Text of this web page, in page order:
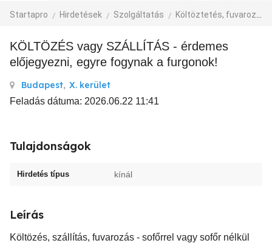
Startapro Hirdetések Szolgáltatás Költöztetés, fuvarozás, járműbérlés
KÖLTÖZÉS vagy SZÁLLÍTÁS - érdemes
előjegyezni, egyre fogynak a furgonok!
Budapest, X. kerület
Feladás dátuma: 2026.06.22 11:41
Tulajdonságok
Hirdetés típus kínál
Leírás
Költözés, szállítás, fuvarozás - sofőrrel vagy sofőr nélkül